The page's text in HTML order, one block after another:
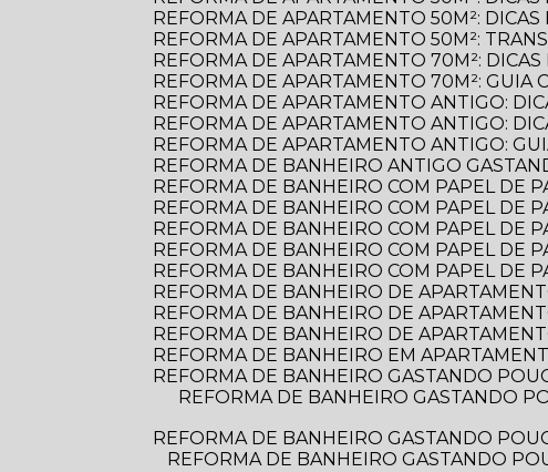
REFORMA DE APARTAMENTO 50M²:
REFORMA DE APARTAMENTO 50M²:
REFORMA DE APARTAMENTO 70M²:
REFORMA DE APARTAMENTO 70M²: GUIA
REFORMA DE APARTAMENTO ANTIGO:
REFORMA DE APARTAMENTO ANTIGO:
REFORMA DE APARTAMENTO ANTIGO:
REFORMA DE BANHEIRO ANTIGO
REFORMA DE BANHEIRO COM PAPEL DE
REFORMA DE BANHEIRO COM PAPEL DE
REFORMA DE BANHEIRO COM PAPEL DE
REFORMA DE BANHEIRO COM PAPEL DE
REFORMA DE BANHEIRO COM PAPEL DE
REFORMA DE BANHEIRO DE
REFORMA DE BANHEIRO DE
REFORMA DE BANHEIRO DE
REFORMA DE BANHEIRO EM
REFORMA DE BANHEIRO GASTANDO
REFORMA DE BANHEIRO GASTANDO POUCO: DICAS PRÁTICAS PARA TRANSFORMAR O ESPAÇO SEM ESTOURAR O
REFORMA DE BANHEIRO GASTANDO
REFORMA DE BANHEIRO GASTANDO POUCO: DICAS PRÁTICAS PARA TRANSFORMAR SEU ESPAÇO SEM ESTOURAR O